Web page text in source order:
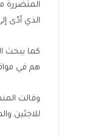
المتضررة
الذي أدّى
كما يبحث
هم في
وقالت
للاجئين